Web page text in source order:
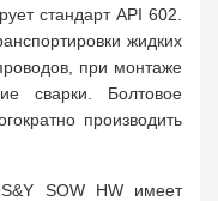
стандарт API 602.
жидких
при монтаже
сварки. Болтовое
производить
SOW HW имеет